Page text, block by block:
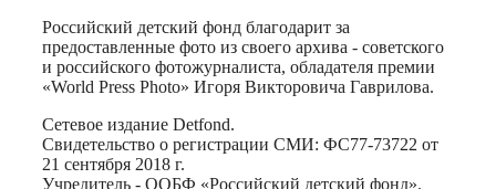
Российский детский фонд благодарит за
предоставленные фото из своего архива - советского
и российского фотожурналиста, обладателя премии
«World Press Photo» Игоря Викторовича Гаврилова.
Сетевое издание Detfond.
Свидетельство о регистрации СМИ: ФС77-73722 от
21 сентября 2018 г.
Учредитель - ООБФ «Российский детский фонд».